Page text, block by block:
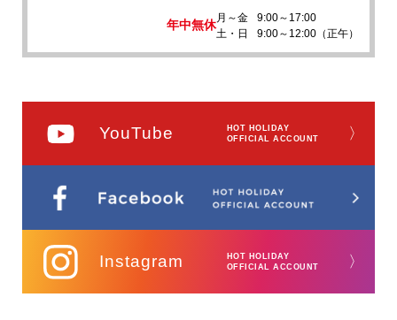
年中無休
月～金
9:00～17:00
土・日
9:00～12:00（正午）
YouTube
HOT HOLIDAY
OFFICIAL ACCOUNT
〉
Instagram
HOT HOLIDAY
OFFICIAL ACCOUNT
〉